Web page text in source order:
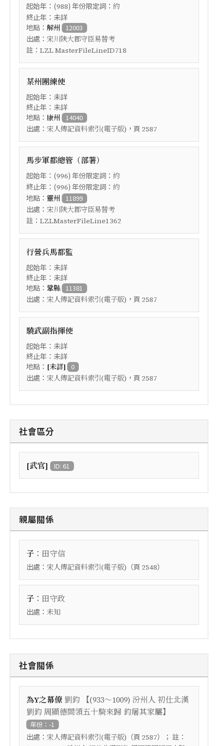
起始年：(988) 年份限定詞： 約
終止年：未詳
地點： 解州 12003
出處： 宋川陝大郡守臣易替考
註： LZL MasterFileLineID718
某州團練使
起始年：未詳
終止年：未詳
地點： 康州 14040
出處： 宋人傳記資料索引(電子版) ，頁 2587
馬步軍都總管（部署）
起始年：(996) 年份限定詞： 約
終止年：(996) 年份限定詞： 約
地點： 靈州 11899
出處： 宋川陝大郡守臣易替考
註： LZLMasterFileLine1362
行營兵馬都監
起始年：未詳
終止年：未詳
地點： 鞏縣 11381
出處： 宋人傳記資料索引(電子版) ，頁 2587
驍武副指揮使
起始年：未詳
終止年：未詳
地點： [未詳] 0
出處： 宋人傳記資料索引(電子版) ，頁 2587
社會區分
[武官] ID: 61
親屬關係
子 ： 田守信
出處： 宋人傳記資料索引(電子版) （頁 2548）
子 ： 田守政
出處： 未知
社會關係
為Y之幕僚 劉鈞 【(933～1009) 汾州人 初仕北漢
劉鈞 周顯德間領五十騎來歸 鈞屠其家屬】
年份：-1
出處： 宋人傳記資料索引(電子版) （頁 2587）； 註：